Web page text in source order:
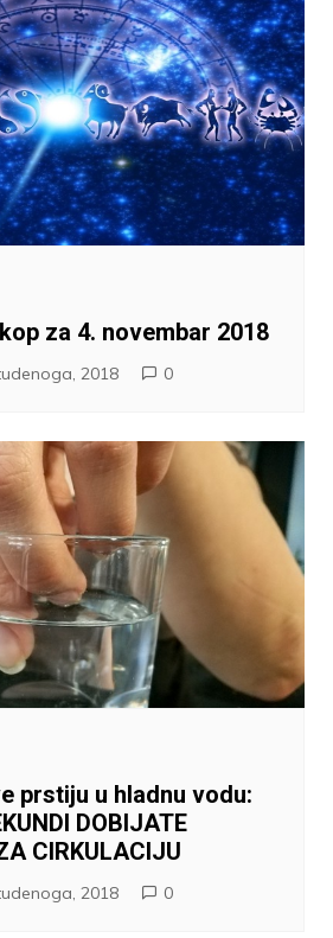
za 4. novembar 2018
2018 0
prstiju u hladnu vodu:
DOBIJATE
CIRKULACIJU
2018 0